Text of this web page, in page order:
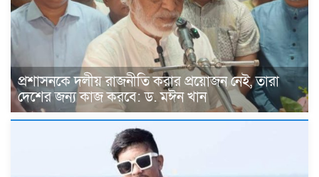
প্রশাসনকে দলীয় রাজনীতি করার প্রয়োজন নেই, তারা
দেশের জন্য কাজ করবে: ড. মঈন খান